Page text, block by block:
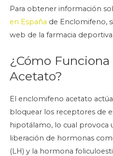
Para obtener información
en España de Enclomifeno,
web de la farmacia
¿Cómo
Acetato?
El enclomifeno acetato
bloquear los receptores de
hipotálamo, lo cual provoca
liberación de hormonas
(LH) y la hormona